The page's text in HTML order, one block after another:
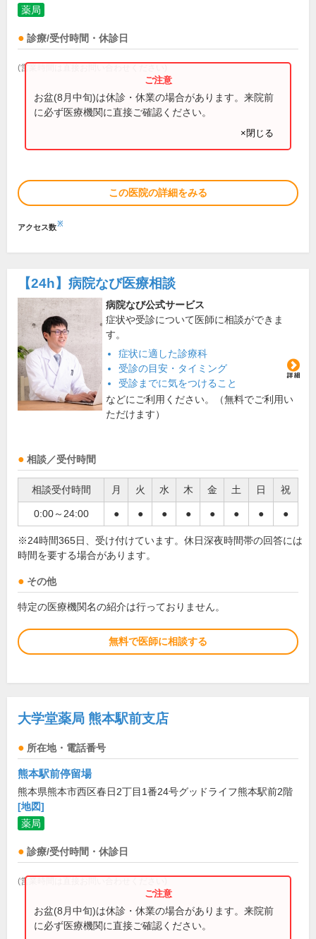
薬局
診療/受付時間・休診日
(営業時間は直接お問い合わせください)
お盆(8月中旬)は休診・休業の場合があります。来院前
に必ず医療機関に直接ご確認ください。
×閉じる
この医院の詳細をみる
アクセス数※
【24h】 病院なび医療相談
病院なび公式サービス
症状や受診について医師に相談ができま
す。
症状に適した診療科
受診の目安・タイミング
受診までに気をつけること
などにご利用ください。（無料でご利用い
ただけます）
相談／受付時間
相談受付時間 月 火 水 木 金 土 日 祝
0:00～24:00 ● ● ● ● ● ● ● ●
※24時間365日、受け付けています。休日深夜時間帯の回答には
時間を要する場合があります。
その他
特定の医療機関名の紹介は行っておりません。
無料で医師に相談する
大学堂薬局 熊本駅前支店
所在地・電話番号
熊本駅前停留場
熊本県熊本市西区春日2丁目1番24号グッドライフ熊本駅前2階
[地図]
薬局
診療/受付時間・休診日
(営業時間は直接お問い合わせください)
お盆(8月中旬)は休診・休業の場合があります。来院前
に必ず医療機関に直接ご確認ください。